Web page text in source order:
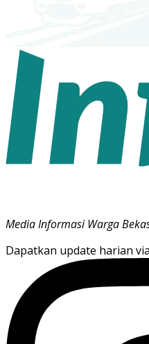
Media Informasi Warga
Dapatkan update harian via